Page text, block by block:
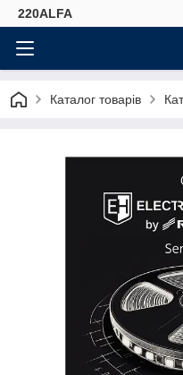
220ALFA
Каталог товарів